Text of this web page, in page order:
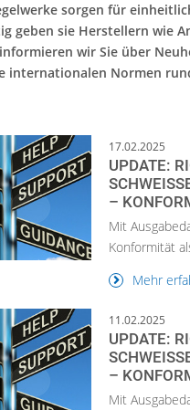
sorgen für
geben sie Herstellern wie
informieren wir Sie über
internationalen Normen
17.02.2025
UPDATE:
Mit
Konformität
Mehr
11.02.2025
UPDATE:
Mit